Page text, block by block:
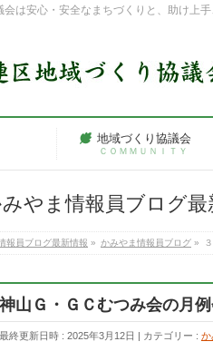
は安心・安全なまちづくりと、助け上
地域づくり協議会
ＣＯＭＭＵＮＩＴＹ
やま情報員ブログ最
報員ブログ最新情報 » かみやま情報員ブログ »
山Ｇ・ＧＣむつみ会の月
最終更新日時 : 2025年3月12日 カテゴリー : か